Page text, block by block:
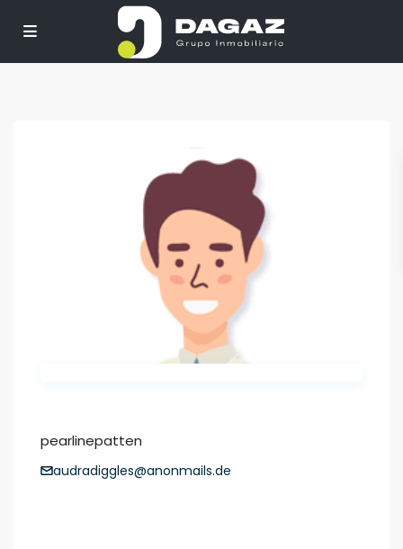
pearlinepatten
audradiggles@anonmails.de